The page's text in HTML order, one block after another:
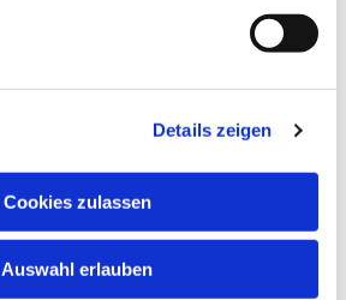
Details zeigen
Cookies zulassen
Auswahl erlauben